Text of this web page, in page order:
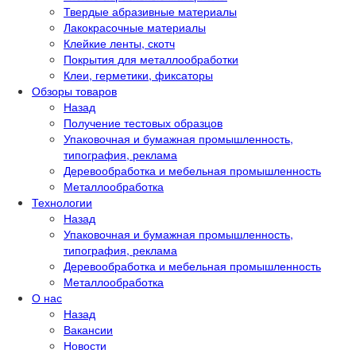
Твердые абразивные материалы
Лакокрасочные материалы
Клейкие ленты, скотч
Покрытия для металлообработки
Клеи, герметики, фиксаторы
Обзоры товаров
Назад
Получение тестовых образцов
Упаковочная и бумажная промышленность,
типография, реклама
Деревообработка и мебельная промышленность
Металлообработка
Технологии
Назад
Упаковочная и бумажная промышленность,
типография, реклама
Деревообработка и мебельная промышленность
Металлообработка
О нас
Назад
Вакансии
Новости